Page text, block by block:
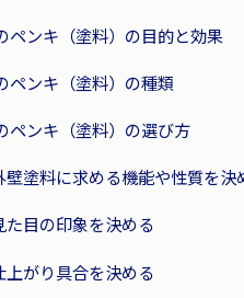
ペンキ（塗料）の目的と効果
ペンキ（塗料）の種類
ペンキ（塗料）の選び方
壁塗料に求める機能や性質を決
た目の印象を決める
上がり具合を決める